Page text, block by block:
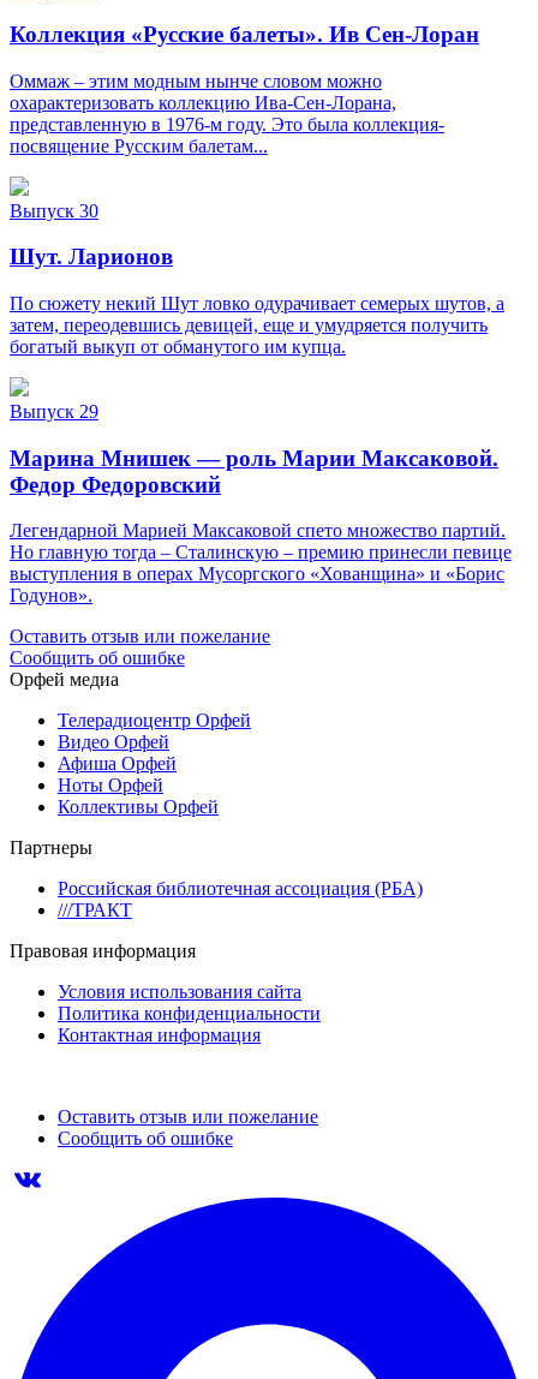
Коллекция «Русские балеты». Ив Сен-Лоран
Оммаж – этим модным нынче словом можно
охарактеризовать коллекцию Ива-Сен-Лорана,
представленную в 1976-м году. Это была коллекция-
посвящение Русским балетам...
Выпуск 30
Шут. Ларионов
По сюжету некий Шут ловко одурачивает семерых шутов, а
затем, переодевшись девицей, еще и умудряется получить
богатый выкуп от обманутого им купца.
Выпуск 29
Марина Мнишек — роль Марии Максаковой.
Федор Федоровский
Легендарной Марией Максаковой спето множество партий.
Но главную тогда – Сталинскую – премию принесли певице
выступления в операх Мусоргского «Хованщина» и «Борис
Годунов».
Оставить отзыв или пожелание
Сообщить об ошибке
Орфей медиа
Телерадиоцентр Орфей
Видео Орфей
Афиша Орфей
Ноты Орфей
Коллективы Орфей
Партнеры
Российская библиотечная ассоциация (РБА)
///ТРАКТ
Правовая информация
Условия использования сайта
Политика конфиденциальности
Контактная информация
Оставить отзыв или пожелание
Сообщить об ошибке